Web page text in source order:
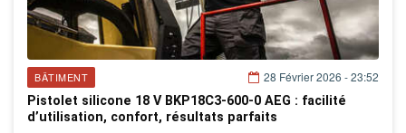
BÂTIMENT
28 Février 2026 - 23:52
Pistolet silicone 18 V BKP18C3-600-0 AEG : facilité
d’utilisation, confort, résultats parfaits